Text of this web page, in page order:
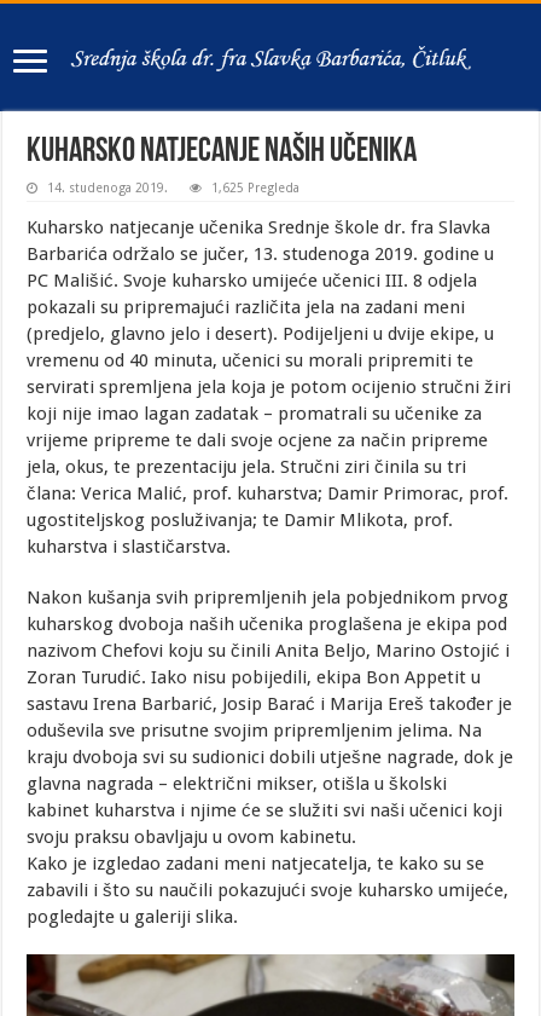
Kuharsko natjecanje naših učenika
14. studenoga 2019. 1,625 Pregleda
Kuharsko natjecanje učenika Srednje škole dr. fra Slavka
Barbarića održalo se jučer, 13. studenoga 2019. godine u
PC Mališić. Svoje kuharsko umijeće učenici III. 8 odjela
pokazali su pripremajući različita jela na zadani meni
(predjelo, glavno jelo i desert). Podijeljeni u dvije ekipe, u
vremenu od 40 minuta, učenici su morali pripremiti te
servirati spremljena jela koja je potom ocijenio stručni žiri
koji nije imao lagan zadatak – promatrali su učenike za
vrijeme pripreme te dali svoje ocjene za način pripreme
jela, okus, te prezentaciju jela. Stručni ziri činila su tri
člana: Verica Malić, prof. kuharstva; Damir Primorac, prof.
ugostiteljskog posluživanja; te Damir Mlikota, prof.
kuharstva i slastičarstva.
Nakon kušanja svih pripremljenih jela pobjednikom prvog
kuharskog dvoboja naših učenika proglašena je ekipa pod
nazivom Chefovi koju su činili Anita Beljo, Marino Ostojić i
Zoran Turudić. Iako nisu pobijedili, ekipa Bon Appetit u
sastavu Irena Barbarić, Josip Barać i Marija Ereš također je
oduševila sve prisutne svojim pripremljenim jelima. Na
kraju dvoboja svi su sudionici dobili utješne nagrade, dok je
glavna nagrada – električni mikser, otišla u školski
kabinet kuharstva i njime će se služiti svi naši učenici koji
svoju praksu obavljaju u ovom kabinetu.
Kako je izgledao zadani meni natjecatelja, te kako su se
zabavili i što su naučili pokazujući svoje kuharsko umijeće,
pogledajte u galeriji slika.